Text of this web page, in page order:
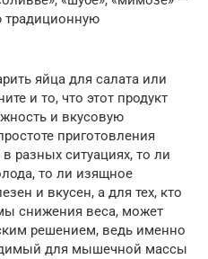
традиционную
яйца для салата или
и то, что этот продукт
и вкусовую
приготовления
разных ситуациях, то ли
то ли изящное
и вкусен, а для тех, кто
снижения веса, может
решением, ведь именно
для мышечной массы